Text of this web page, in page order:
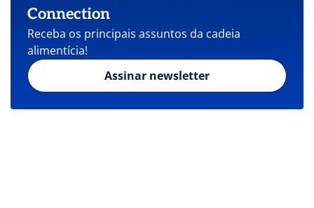
Connection
Receba os principais assuntos da cadeia
alimentícia!
Assinar newsletter